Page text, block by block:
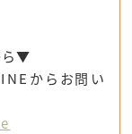
ら▼
からお問い